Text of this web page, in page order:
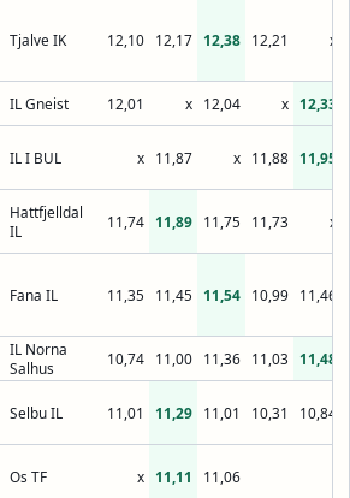
Tjalve IK 12,10 12,17 12,38 12,21 x
IL Gneist 12,01 x 12,04 x 12,33
IL I BUL x 11,87 x 11,88 11,95
Hattfjelldal
IL
11,74 11,89 11,75 11,73 x
Fana IL 11,35 11,45 11,54 10,99 11,46
IL Norna
Salhus
10,74 11,00 11,36 11,03 11,48
Selbu IL 11,01 11,29 11,01 10,31 10,84
Os TF x 11,11 11,06